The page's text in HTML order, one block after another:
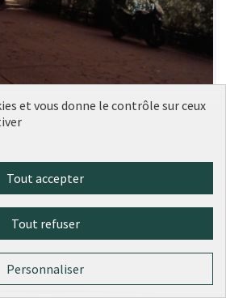
dans l'école
au vote
et vous donne le contrôle sur ceux
Tout accepter
Tout refuser
Personnaliser